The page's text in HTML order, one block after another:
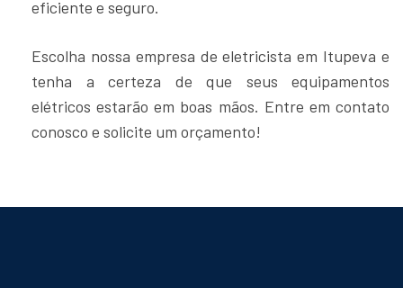
eficiente e seguro.
Escolha nossa empresa de eletricista em Itupeva e
tenha a certeza de que seus equipamentos
elétricos estarão em boas mãos. Entre em contato
conosco e solicite um orçamento!